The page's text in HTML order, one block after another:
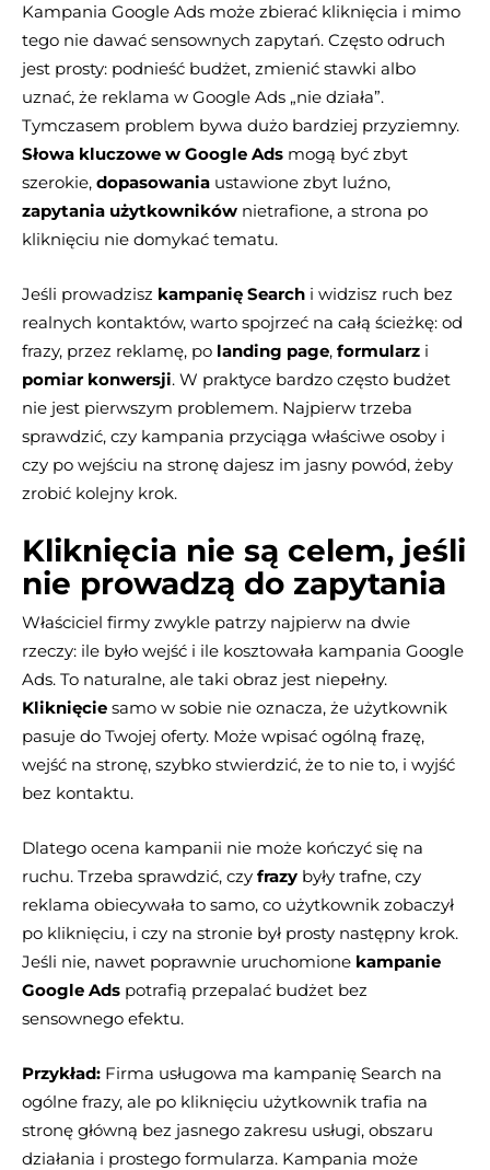
Kampania Google Ads może zbierać kliknięcia i mimo
tego nie dawać sensownych zapytań. Często odruch
jest prosty: podnieść budżet, zmienić stawki albo
uznać, że reklama w Google Ads „nie działa”.
Tymczasem problem bywa dużo bardziej przyziemny.
Słowa kluczowe w Google Ads mogą być zbyt
szerokie, dopasowania ustawione zbyt luźno,
zapytania użytkowników nietrafione, a strona po
kliknięciu nie domykać tematu.
Jeśli prowadzisz kampanię Search i widzisz ruch bez
realnych kontaktów, warto spojrzeć na całą ścieżkę: od
frazy, przez reklamę, po landing page, formularz i
pomiar konwersji. W praktyce bardzo często budżet
nie jest pierwszym problemem. Najpierw trzeba
sprawdzić, czy kampania przyciąga właściwe osoby i
czy po wejściu na stronę dajesz im jasny powód, żeby
zrobić kolejny krok.
Kliknięcia nie są celem, jeśli
nie prowadzą do zapytania
Właściciel firmy zwykle patrzy najpierw na dwie
rzeczy: ile było wejść i ile kosztowała kampania Google
Ads. To naturalne, ale taki obraz jest niepełny.
Kliknięcie samo w sobie nie oznacza, że użytkownik
pasuje do Twojej oferty. Może wpisać ogólną frazę,
wejść na stronę, szybko stwierdzić, że to nie to, i wyjść
bez kontaktu.
Dlatego ocena kampanii nie może kończyć się na
ruchu. Trzeba sprawdzić, czy frazy były trafne, czy
reklama obiecywała to samo, co użytkownik zobaczył
po kliknięciu, i czy na stronie był prosty następny krok.
Jeśli nie, nawet poprawnie uruchomione kampanie
Google Ads potrafią przepalać budżet bez
sensownego efektu.
Przykład: Firma usługowa ma kampanię Search na
ogólne frazy, ale po kliknięciu użytkownik trafia na
stronę główną bez jasnego zakresu usługi, obszaru
działania i prostego formularza. Kampania może